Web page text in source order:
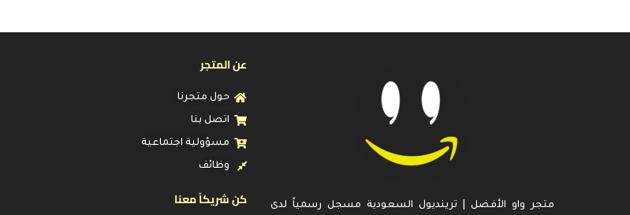
متجر واو الأفضل | ترينديول السعودية مسجل رسمياً لدى
عن المتجر
حول متجرنا
اتصل بنا
مسؤولية اجتماعية
وظائف
كن شريكاً معنا